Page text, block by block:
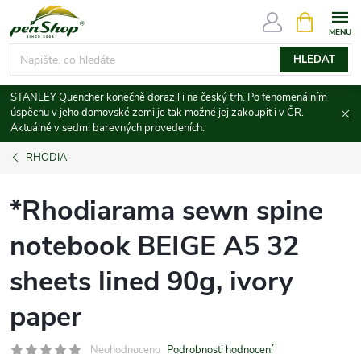
na
obsah
HLEDAT
NÁKUPNÍ
KOŠÍK
STANLEY Quencher konečně dorazil i na český trh. Po fenomenálním
úspěchu v jeho domovské zemi je tak možné jej zakoupit i v ČR.
Aktuálně v sedmi barevných provedeních.
RHODIA
*Rhodiarama sewn spine
notebook BEIGE A5 32
sheets lined 90g, ivory
paper
Neohodnoceno Podrobnosti hodnocení